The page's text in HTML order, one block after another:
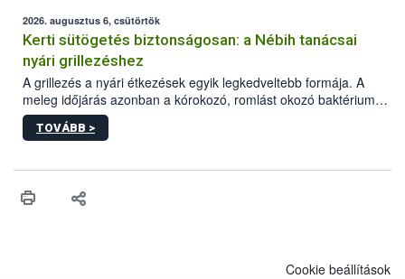
érésű szőlőkben is legyen lehetőség a károsító elleni további
védekezésre. Az Oroganic készítmény kis kiszerelésben kiskerti
felhasználók számára is elérhető és ökológiai termesztésben is
engedélyezett.
2026. augusztus 6, csütörtök
Kerti sütögetés biztonságosan: a Nébih tanácsai
nyári grillezéshez
A grillezés a nyári étkezések egyik legkedveltebb formája. A
meleg időjárás azonban a kórokozó, romlást okozó baktériumok
gyorsabb szaporodásának is kedvez. A szabadtéri sütögetés
ezért nem csupán a megfelelő sütési technikáról szól: legalább
higiéniai szabályok betartása, a megfelelő hőkezelés, valamint a
biztonsági Hivatal (Nébih) Oktatási Programja összegyűjtötte a
TOVÁBB >
Cookie beállítások